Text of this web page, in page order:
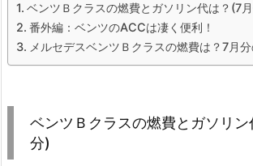
ベンツＢクラスの燃費とガソリン代は？(7
番外編：ベンツのACCは凄く便利！
メルセデスベンツＢクラスの燃費は？7月
ベンツＢクラスの燃費とガソリン
分)